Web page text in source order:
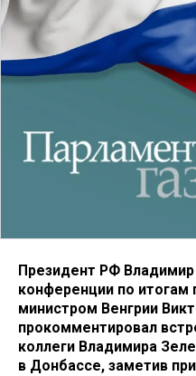
Президент РФ Владимир
конференции по итогам
министром Венгрии
прокомментировал
коллеги Владимира
в Донбассе, заметив